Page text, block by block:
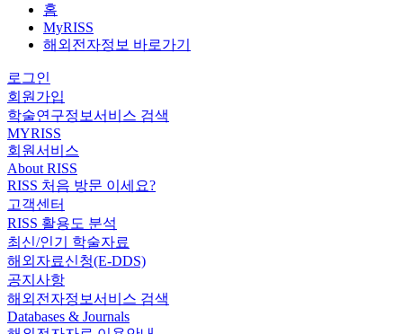
홈
MyRISS
해외전자정보 바로가기
로그인
회원가입
학술연구정보서비스 검색
MYRISS
회원서비스
About RISS
RISS 처음 방문 이세요?
고객센터
RISS 활용도 분석
최신/인기 학술자료
해외자료신청(E-DDS)
공지사항
해외전자정보서비스 검색
Databases & Journals